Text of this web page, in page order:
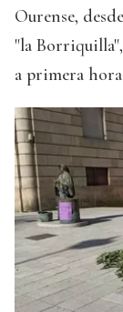
Ourense,
"la
a primera